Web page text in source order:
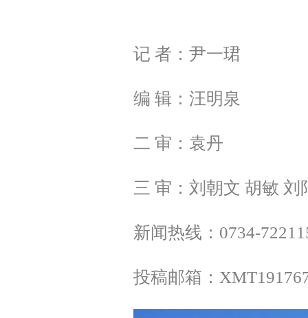
记 者：尹一珺
编 辑：汪明泉
二 审：袁丹
三 审：刘朝文 胡敏 刘
新闻热线：0734-
投稿邮箱：